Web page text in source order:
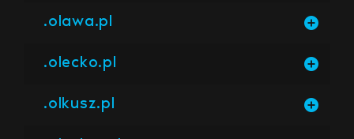
.olawa.pl
.olecko.pl
.olkusz.pl